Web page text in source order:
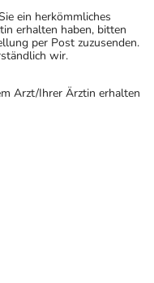
ein herkömmliches
erhalten haben, bitten
per Post zuzusenden.
wir.
Arzt/Ihrer Ärztin erhalten